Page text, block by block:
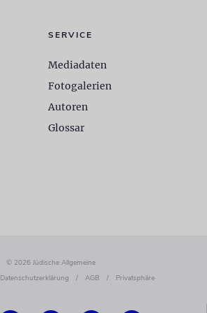
SERVICE
Mediadaten
Fotogalerien
Autoren
Glossar
© 2026 Jüdische Allgemeine
Datenschutzerklärung / AGB / Privatsphäre